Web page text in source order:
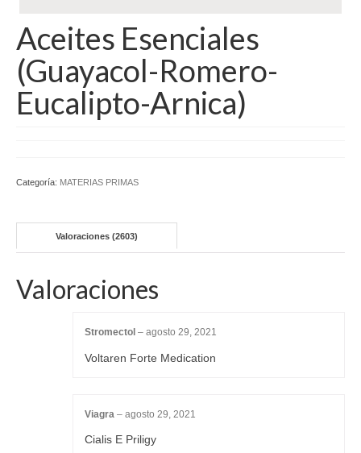
Aceites Esenciales
(Guayacol-Romero-
Eucalipto-Arnica)
Categoría: MATERIAS PRIMAS
Valoraciones (2603)
Valoraciones
Stromectol – agosto 29, 2021
Voltaren Forte Medication
Viagra – agosto 29, 2021
Cialis E Priligy